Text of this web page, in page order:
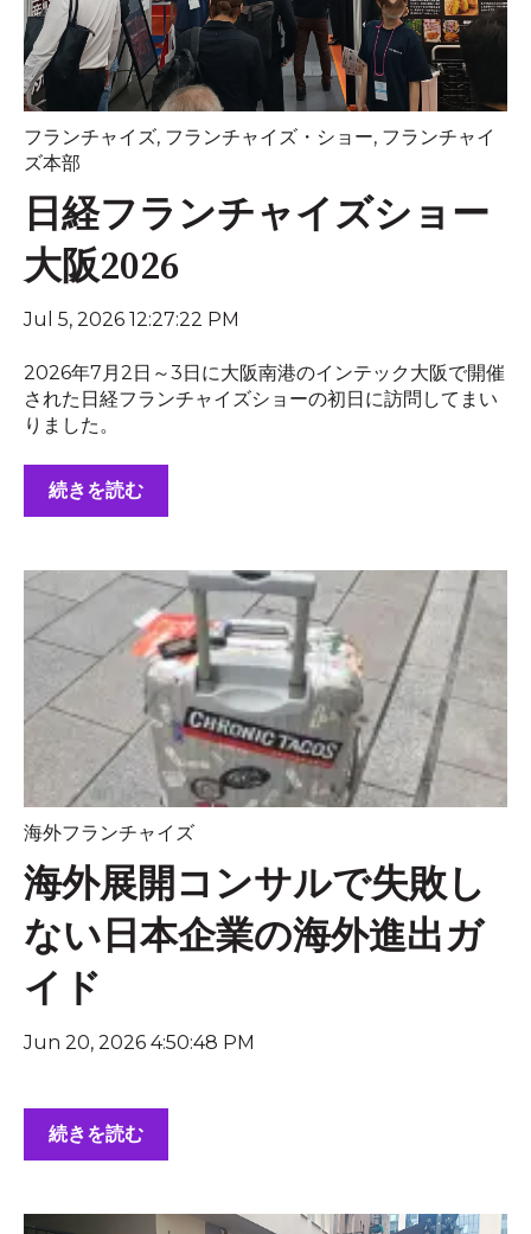
フランチャイズ, フランチャイズ・ショー, フランチャイ
ズ本部
日経フランチャイズショー
大阪2026
Jul 5, 2026 12:27:22 PM
2026年7月2日～3日に大阪南港のインテック大阪で開催
された日経フランチャイズショーの初日に訪問してまい
りました。
続きを読む
海外フランチャイズ
海外展開コンサルで失敗し
ない日本企業の海外進出ガ
イド
Jun 20, 2026 4:50:48 PM
続きを読む